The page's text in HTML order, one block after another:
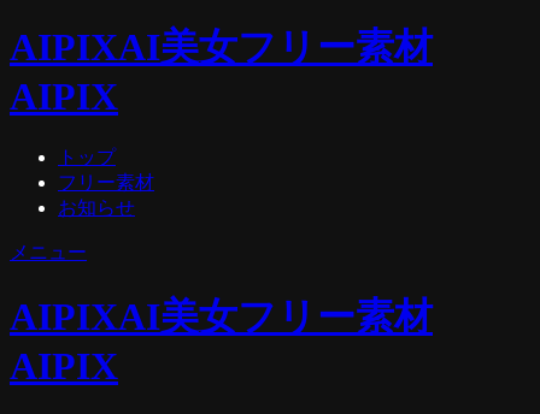
AIPIXAI美女フリー素材
AIPIX
トップ
フリー素材
お知らせ
メニュー
AIPIXAI美女フリー素材
AIPIX